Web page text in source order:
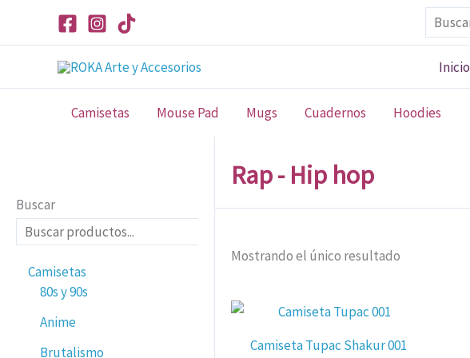
Buscar
Inicio
Camisetas Mouse Pad Mugs Cuadernos Hoodies
Buscar
Camisetas
80s y 90s
Anime
Brutalismo
Rap - Hip hop
Mostrando el único resultado
Camiseta Tupac Shakur 001
Rango
precios:
desde